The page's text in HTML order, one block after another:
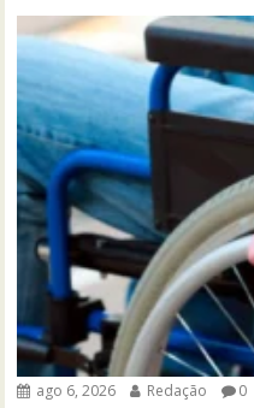
ago 6, 2026 Redação 0